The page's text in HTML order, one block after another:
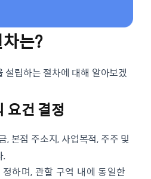
는?
설립하는 절차에 대해 알아보겠
요건 결정
, 본점 주소지, 사업목적, 주주 및
.
하며, 관할 구역 내에 동일한